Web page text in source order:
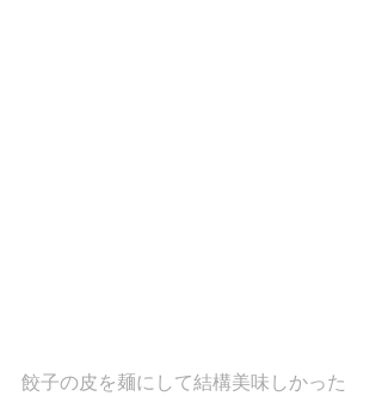
餃子の皮を麺にして結構美味しかった